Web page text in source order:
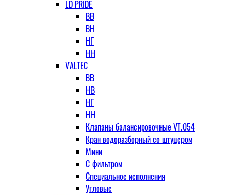
LD PRIDE
ВВ
ВН
НГ
НН
VALTEC
ВВ
НВ
НГ
НН
Клапаны балансировочные VT.054
Кран водоразборный со штуцером
Мини
С фильтром
Специальное исполнения
Угловые